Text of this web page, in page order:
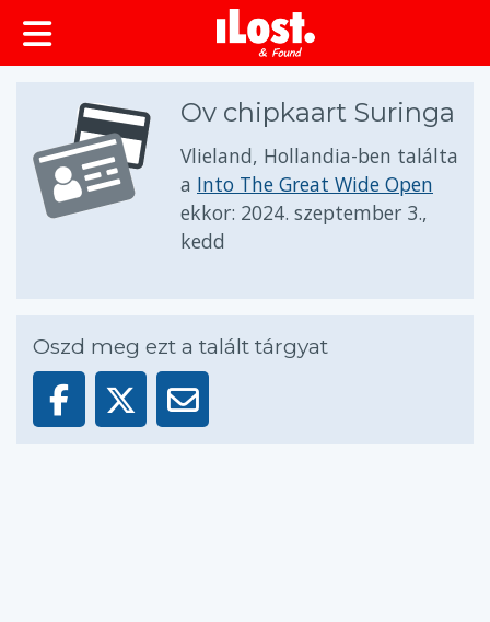
Ov chipkaart Suringa
Vlieland, Hollandia-ben találta
a Into The Great Wide Open
ekkor: 2024. szeptember 3.,
kedd
Oszd meg ezt a talált tárgyat